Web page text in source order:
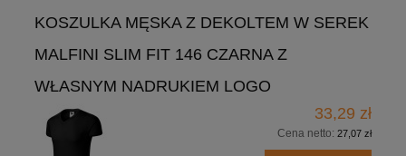
KOSZULKA MĘSKA Z DEKOLTEM W SEREK
MALFINI SLIM FIT 146 CZARNA Z
WŁASNYM NADRUKIEM LOGO
33,29 zł
Cena netto: 27,07 zł